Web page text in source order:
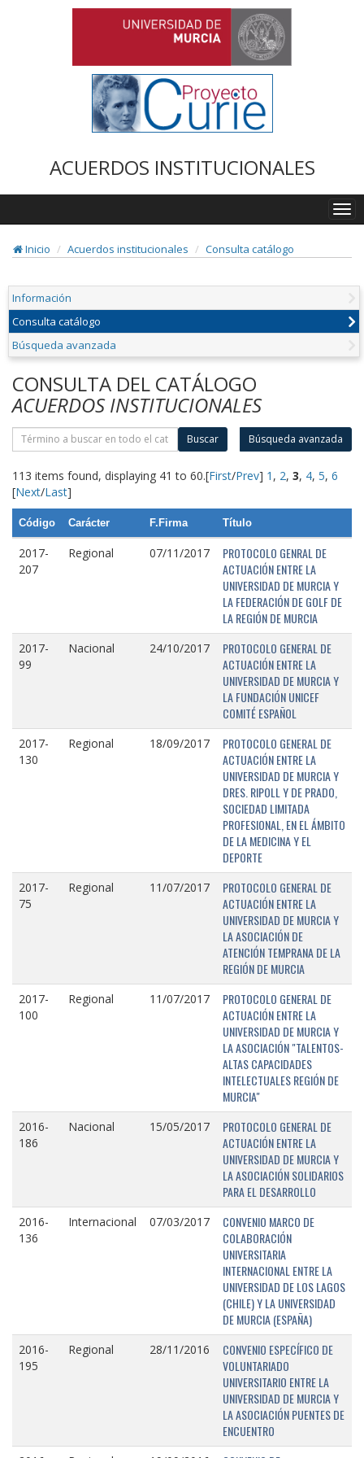
ACUERDOS INSTITUCIONALES
Inicio
Acuerdos institucionales Consulta catálogo
Información
Consulta catálogo
Búsqueda avanzada
CONSULTA DEL CATÁLOGO
ACUERDOS INSTITUCIONALES
Buscar Búsqueda avanzada
113 items found, displaying 41 to 60.[First/Prev] 1 , 2, 3, 4, 5, 6
[Next/Last]
Código Carácter F.Firma Título
2017-
207
Regional 07/11/2017
PROTOCOLO GENRAL DE
ACTUACIÓN ENTRE LA
UNIVERSIDAD DE MURCIA Y
LA FEDERACIÓN DE GOLF DE
LA REGIÓN DE MURCIA
2017-
99
Nacional 24/10/2017
PROTOCOLO GENERAL DE
ACTUACIÓN ENTRE LA
UNIVERSIDAD DE MURCIA Y
LA FUNDACIÓN UNICEF
COMITÉ ESPAÑOL
2017-
130
Regional 18/09/2017
PROTOCOLO GENERAL DE
ACTUACIÓN ENTRE LA
UNIVERSIDAD DE MURCIA Y
DRES. RIPOLL Y DE PRADO,
SOCIEDAD LIMITADA
PROFESIONAL, EN EL ÁMBITO
DE LA MEDICINA Y EL
DEPORTE
2017-
75
Regional 11/07/2017
PROTOCOLO GENERAL DE
ACTUACIÓN ENTRE LA
UNIVERSIDAD DE MURCIA Y
LA ASOCIACIÓN DE
ATENCIÓN TEMPRANA DE LA
REGIÓN DE MURCIA
2017-
100
Regional 11/07/2017
PROTOCOLO GENERAL DE
ACTUACIÓN ENTRE LA
UNIVERSIDAD DE MURCIA Y
LA ASOCIACIÓN "TALENTOS-
ALTAS CAPACIDADES
INTELECTUALES REGIÓN DE
MURCIA"
2016-
186
Nacional 15/05/2017
PROTOCOLO GENERAL DE
ACTUACIÓN ENTRE LA
UNIVERSIDAD DE MURCIA Y
LA ASOCIACIÓN SOLIDARIOS
PARA EL DESARROLLO
2016-
136
Internacional 07/03/2017
CONVENIO MARCO DE
COLABORACIÓN
UNIVERSITARIA
INTERNACIONAL ENTRE LA
UNIVERSIDAD DE LOS LAGOS
(CHILE) Y LA UNIVERSIDAD
DE MURCIA (ESPAÑA)
2016-
195
Regional 28/11/2016
CONVENIO ESPECÍFICO DE
VOLUNTARIADO
UNIVERSITARIO ENTRE LA
UNIVERSIDAD DE MURCIA Y
LA ASOCIACIÓN PUENTES DE
ENCUENTRO